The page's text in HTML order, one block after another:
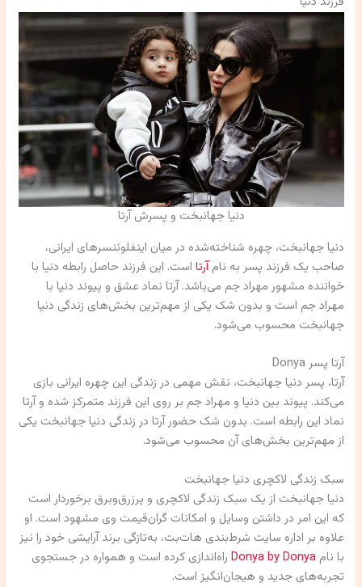
دنیا جهانبخت و پسرش آرتا
دنیا جهانبخت، چهره شناخته‌شده در میان اینفلوئنسرهای ایرانی،
صاحب یک فرزند پسر به نامآرتا است. این فرزند حاصل رابطه دنیا با
خواننده مشهور مهراد جم می‌باشد. آرتا نماد عشق و پیوند دنیا با
مهراد جم است و بدون شک یکی از مهم‌ترین بخش‌های زندگی دنیا
جهانبخت محسوب می‌شود.
آرتا پسر Donya
آرتا، پسر دنیا جهانبخت، نقش مهمی در زندگی این چهره ایرانی بازی
می‌کند. پیوند بین دنیا و مهراد جم بر روی این فرزند متمرکز شده و آرتا
نماد این رابطه است. بدون شک حضور آرتا در زندگی دنیا جهانبخت یکی
از مهم‌ترین بخش‌های آن محسوب می‌شود.
سبک زندگی لاکچری دنیا جهانبخت
دنیا جهانبخت از یک سبک زندگی لاکچری و پرزرق‌وبرق برخوردار است
که این امر در داشتن وسایل و امکانات گران‌قیمت وی مشهود است. او
علاوه بر اداره سایت شرط‌بندی هات‌بت، به‌تازگی برند آرایشی خود را نیز
با نامDonya by Donya راه‌اندازی کرده است و همواره در جستجوی
تجربه‌های جدید و هیجان‌انگیز است.